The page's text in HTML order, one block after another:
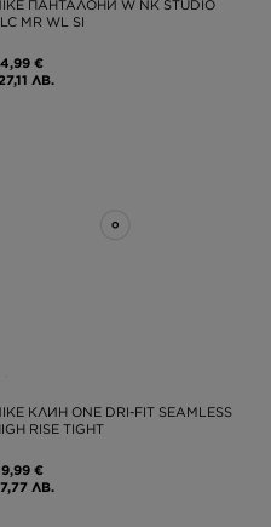
ПАНТАЛОНИ W NK STUDIO
MR WL SI
€
ЛВ.
КЛИН ONE DRI-FIT SEAMLESS
RISE TIGHT
€
ЛВ.